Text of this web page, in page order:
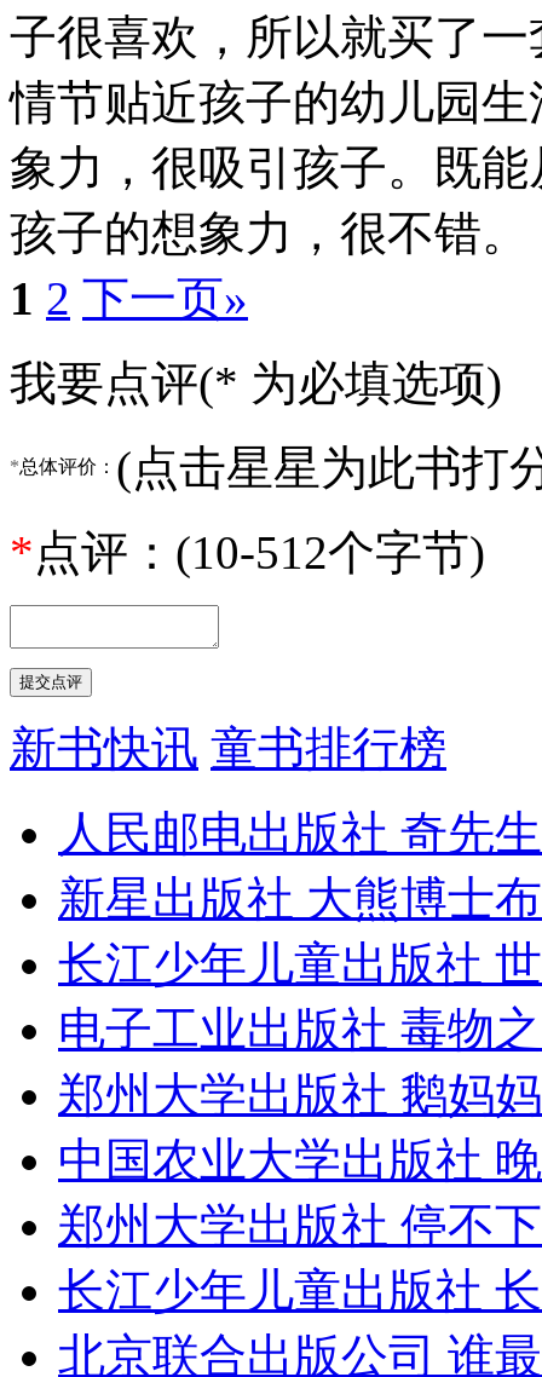
子很喜欢，所以就买了
情节贴近孩子的幼儿园
象力，很吸引孩子。既
孩子的想象力，很不错。
1 2 下一页»
我要点评(* 为必填选项)
*总体评价： (点击星星为此书打
*点评：(10-512个字节)
新书快讯 童书排行榜
人民邮电出版社 奇先
新星出版社 大熊博士
长江少年儿童出版社
电子工业出版社 毒物
郑州大学出版社 鹅妈
中国农业大学出版社
郑州大学出版社 停不
长江少年儿童出版社
北京联合出版公司 谁